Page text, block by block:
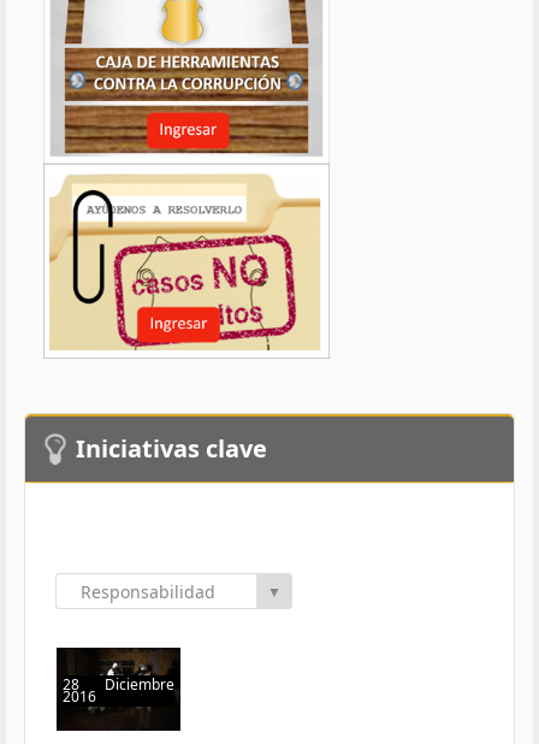
Iniciativas clave
Responsabilidad
▼
28 Diciembre
2016
56 hits